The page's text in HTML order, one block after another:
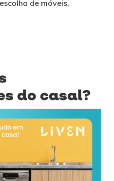
de móveis,
do casal?